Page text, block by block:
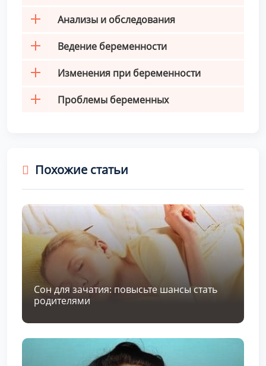
Анализы и обследования
Ведение беременности
Изменения при беременности
Проблемы беременных
Похожие статьи
Сон для зачатия: повысьте шансы стать
родителями